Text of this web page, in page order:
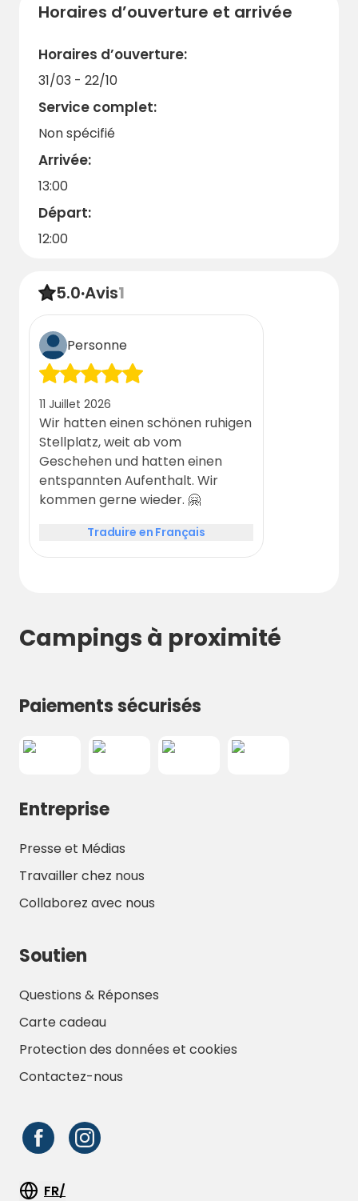
Horaires d’ouverture et arrivée
Horaires d’ouverture:
31/03 - 22/10
Service complet:
Non spécifié
Arrivée:
13:00
Départ:
12:00
5.0·Avis1
Personne
11 Juillet 2026
Wir hatten einen schönen ruhigen
Stellplatz, weit ab vom
Geschehen und hatten einen
entspannten Aufenthalt. Wir
kommen gerne wieder. 🤗
Traduire en Français
Campings à proximité
Paiements sécurisés
Entreprise
Presse et Médias
Travailler chez nous
Collaborez avec nous
Soutien
Questions & Réponses
Carte cadeau
Protection des données et cookies
Contactez-nous
FR/